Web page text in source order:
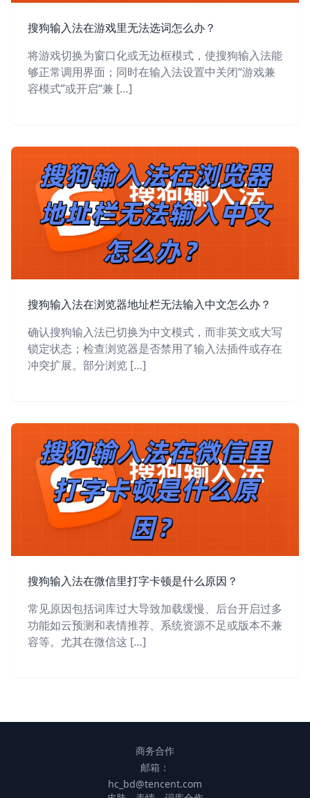
搜狗输入法在游戏里无法选词怎么办？
将游戏切换为窗口化或无边框模式，使搜狗输入法能
够正常调用界面；同时在输入法设置中关闭“游戏兼
容模式”或开启“兼 […]
搜狗输入法在浏览器地址栏无法输入中文怎么办？
确认搜狗输入法已切换为中文模式，而非英文或大写
锁定状态；检查浏览器是否禁用了输入法插件或存在
冲突扩展。部分浏览 […]
搜狗输入法在微信里打字卡顿是什么原因？
常见原因包括词库过大导致加载缓慢、后台开启过多
功能如云预测和表情推荐、系统资源不足或版本不兼
容等。尤其在微信这 […]
商务合作
邮箱：
hc_bd@tencent.com